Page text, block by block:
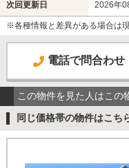
次回更新日 2026年
※各種情報と差異がある場合は
電話で問合わせ
この物件を見た人はこの
同じ価格帯の物件はこち